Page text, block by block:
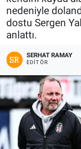
nedeniyle
dostu Sergen
anlattı.
SERHAT RAMAY
EDITÖR
Son Dakika
Haber Arşivi